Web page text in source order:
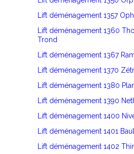
Lift déménagement 1357
Lift déménagement 1360
Trond
Lift déménagement 1367
Lift déménagement 1370
Lift déménagement 1380
Lift déménagement 1390
Lift déménagement 1400
Lift déménagement 1401
Lift déménagement 1402